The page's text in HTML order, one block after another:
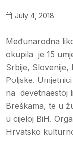
July 4, 2018
Međunarodna
okupila je 15
Srbije, Slovenije,
Poljske.
na devetnaestoj
Breškama, te u
u cijeloj BiH.
Hrvatsko